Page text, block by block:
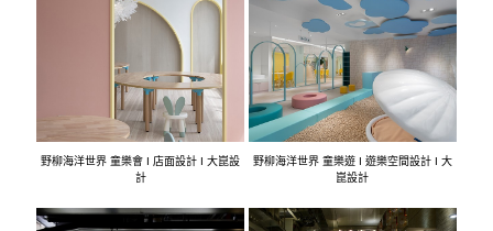
野柳海洋世界 童樂會 I 店面設計 I 大崑設
計
野柳海洋世界 童樂遊 I 遊樂空間設計 I 大
崑設計